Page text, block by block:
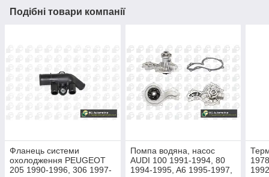
Подібні товари компанії
Фланець системи
охолодження PEUGEOT
205 1990-1996, 306 1997-
Помпа водяна, насос
AUDI 100 1991-1994, 80
1994-1995, A6 1995-1997,